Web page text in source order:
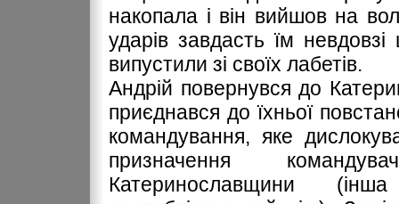
накопала і він вийшов на
ударів завдасть їм
випустили зі своїх лабетів.
Андрій повернувся до
приєднався до їхньої
командування, яке
призначення
Катеринославщини